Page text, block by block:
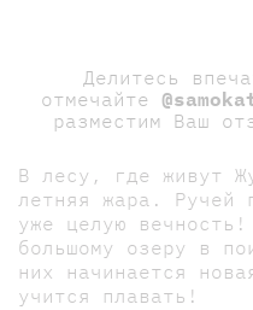
Делитесь
отмечайте
разместим Ваш
В лесу, где живут
летняя жара. Ручей
уже целую
большому озеру в
них начинается
учится плавать!